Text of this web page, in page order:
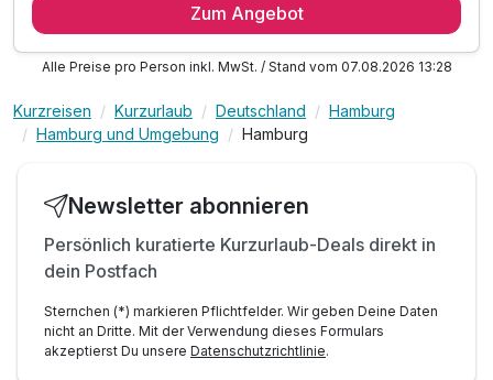
4 x reichhaltiges Frühstück vom Buffet
inkl. Late Check out bis 14.00 Uhr
Zum Angebot
Alle Preise pro Person inkl. MwSt. / Stand vom 07.08.2026 13:28
Kurzreisen Kurzurlaub Deutschland
Hamburg
Hamburg und Umgebung
Hamburg
Newsletter abonnieren
Persönlich kuratierte Kurzurlaub-Deals direkt in
dein Postfach
Sternchen (*) markieren Pflichtfelder. Wir geben Deine Daten
nicht an Dritte. Mit der Verwendung dieses Formulars
akzeptierst Du unsere Datenschutzrichtlinie.